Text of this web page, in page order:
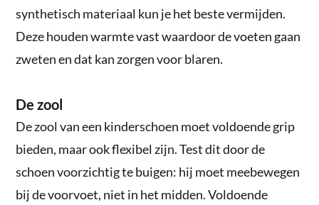
synthetisch materiaal kun je het beste vermijden.
Deze houden warmte vast waardoor de voeten gaan
zweten en dat kan zorgen voor blaren.
De zool
De zool van een kinderschoen moet voldoende grip
bieden, maar ook flexibel zijn. Test dit door de
schoen voorzichtig te buigen: hij moet meebewegen
bij de voorvoet, niet in het midden. Voldoende